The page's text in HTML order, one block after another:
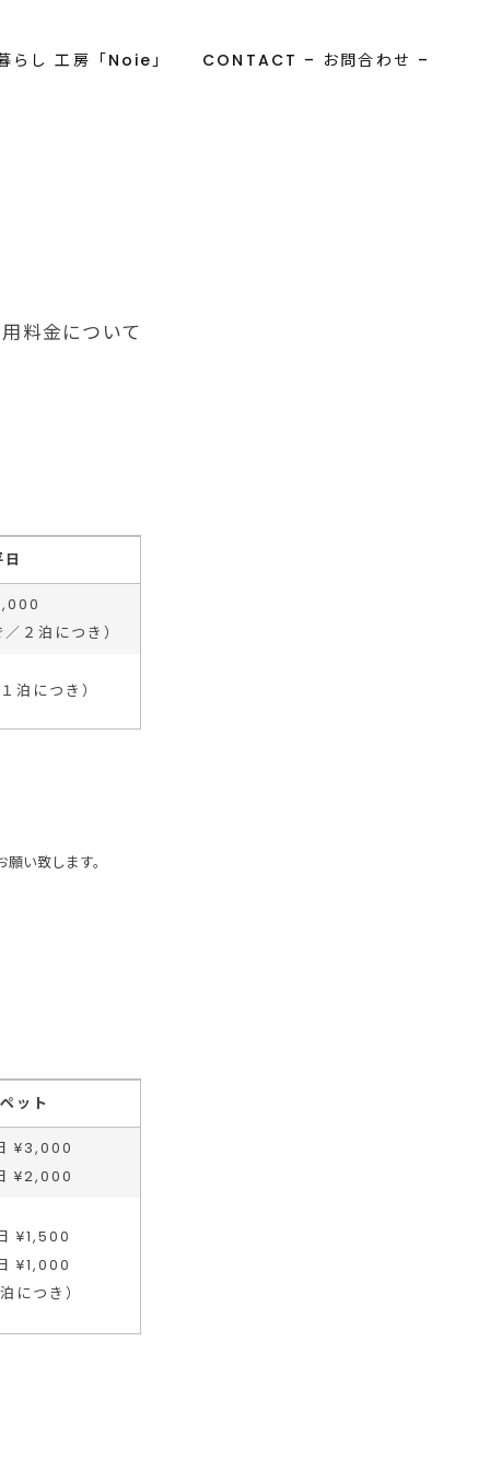
らし 工房「Noie」 CONTACT – お問合わせ –
料金について
日
２泊につき）
泊につき）
い致します。
ペット
¥3,000
¥2,000
¥1,500
¥1,000
泊につき）